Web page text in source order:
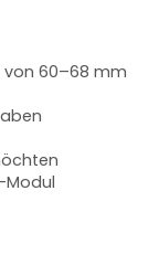
60–68 mm
Modul